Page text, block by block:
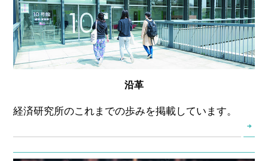
沿革
経済研究所のこれまでの歩みを掲載しています。